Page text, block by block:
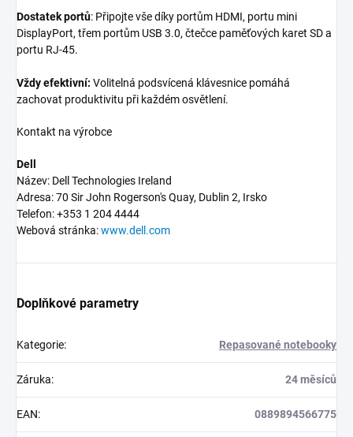
Dostatek portů: Připojte vše díky portům HDMI, portu mini
DisplayPort, třem portům USB 3.0, čtečce paměťových karet SD a
portu RJ-45.
Vždy efektivní: Volitelná podsvícená klávesnice pomáhá
zachovat produktivitu při každém osvětlení.
Kontakt na výrobce
Dell
Název: Dell Technologies Ireland
Adresa: 70 Sir John Rogerson's Quay, Dublin 2, Irsko
Telefon: +353 1 204 4444
Webová stránka:www.dell.com
Doplňkové parametry
Kategorie: Repasované notebooky
Záruka: 24 měsíců
EAN: 0889894566775